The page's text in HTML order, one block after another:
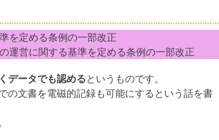
を定める条例の一部改正
運営に関する基準を定める条例の一部改正
データでも認めるというものです。
の文書を電磁的記録も可能にするという話を書